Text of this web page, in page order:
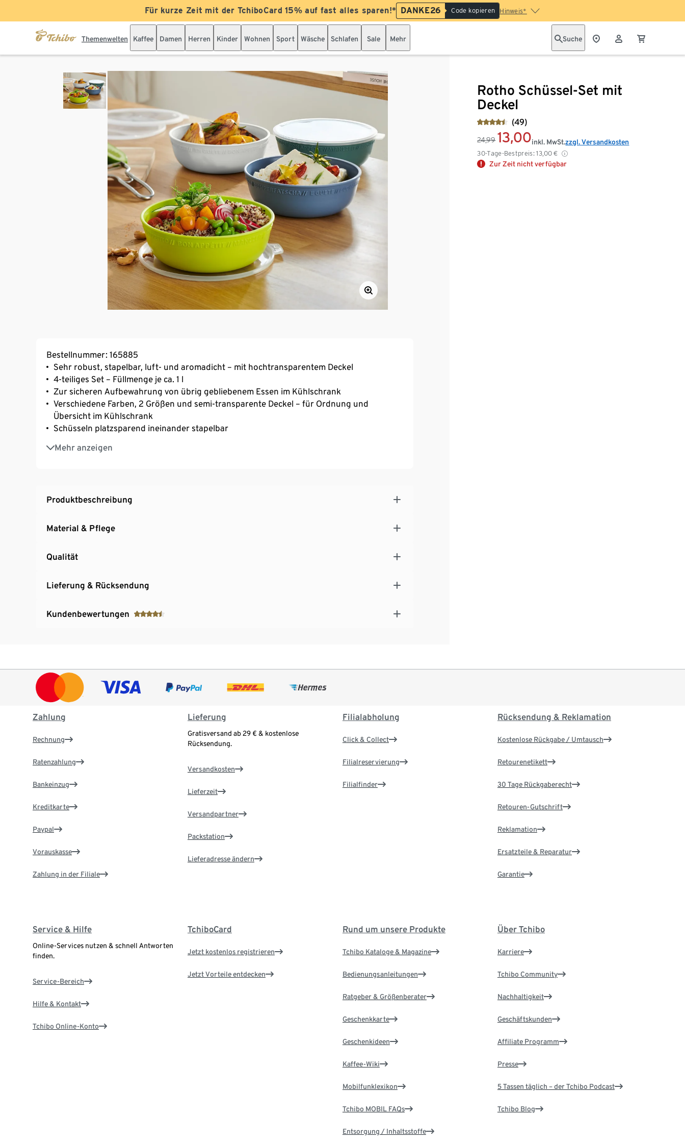
Für kurze Zeit mit der TchiboCard 15% auf fast alles sparen!* DANKE26 Code kopieren Hinweis*
Themenwelten Kaffee Damen Herren Kinder Wohnen Sport Wäsche Schlafen Sale Mehr Suche
Rotho Schüssel-Set mit
Deckel
(49)
24,99 13,00
30-Tage-Bestpreis: 13,00 €
inkl. MwSt.zzgl. Versandkosten
Zur Zeit nicht verfügbar
Bestellnummer: 165885
Sehr robust, stapelbar, luft- und aromadicht – mit hochtransparentem Deckel
4-teiliges Set – Füllmenge je ca. 1 l
Zur sicheren Aufbewahrung von übrig gebliebenem Essen im Kühlschrank
Verschiedene Farben, 2 Größen und semi-transparente Deckel – für Ordnung und
Übersicht im Kühlschrank
Schüsseln platzsparend ineinander stapelbar
Mehr anzeigen
BPA-frei
Produktbeschreibung
Material & Pflege
Qualität
Lieferung & Rücksendung
Kundenbewertungen
Zahlung
Rechnung
Ratenzahlung
Bankeinzug
Kreditkarte
Paypal
Vorauskasse
Zahlung in der Filiale
Lieferung
Gratisversand ab 29 € & kostenlose
Rücksendung.
Versandkosten
Lieferzeit
Versandpartner
Packstation
Lieferadresse ändern
Filialabholung
Click & Collect
Filialreservierung
Filialfinder
Rücksendung & Reklamation
Kostenlose Rückgabe / Umtausch
Retourenetikett
30 Tage Rückgaberecht
Retouren-Gutschrift
Reklamation
Ersatzteile & Reparatur
Garantie
Service & Hilfe
Online-Services nutzen & schnell Antworten
finden.
Service-Bereich
Hilfe & Kontakt
Tchibo Online-Konto
TchiboCard
Jetzt kostenlos registrieren
Jetzt Vorteile entdecken
Rund um unsere Produkte
Tchibo Kataloge & Magazine
Bedienungsanleitungen
Ratgeber & Größenberater
Geschenkkarte
Geschenkideen
Kaffee-Wiki
Mobilfunklexikon
Tchibo MOBIL FAQs
Entsorgung / Inhaltsstoffe
Über Tchibo
Karriere
Tchibo Community
Nachhaltigkeit
Geschäftskunden
Affiliate Programm
Presse
5 Tassen täglich – der Tchibo Podcast
Tchibo Blog